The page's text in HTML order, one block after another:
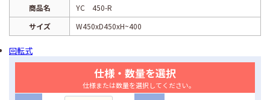
商品名
YC 450-R
サイズ
W450xD450xH~400
回転式
仕様・数量を選択
仕様または数量を選択してください。